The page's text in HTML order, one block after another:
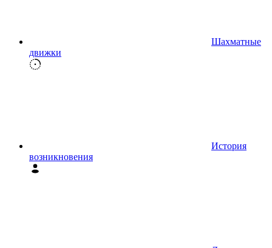
Шахматные
движки
История
возникновения